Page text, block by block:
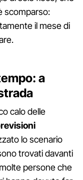
scomparso:
il mese di
a
calo delle
lo scenario
trovati davanti
persone che